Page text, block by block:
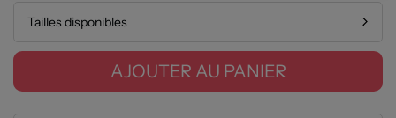
Tailles disponibles
AJOUTER AU PANIER